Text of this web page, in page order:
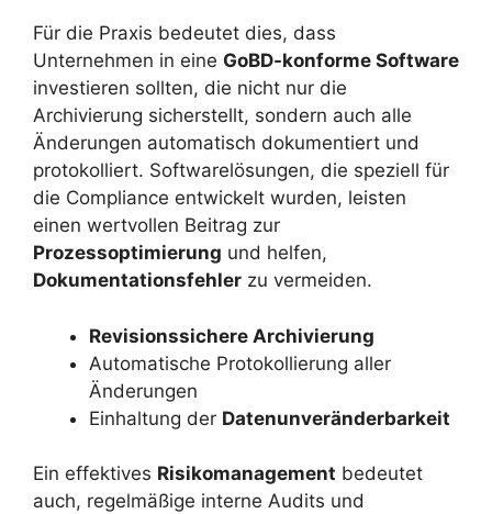
Für die Praxis bedeutet dies, dass
Unternehmen in eine GoBD-konforme Software
investieren sollten, die nicht nur die
Archivierung sicherstellt, sondern auch alle
Änderungen automatisch dokumentiert und
protokolliert. Softwarelösungen, die speziell für
die Compliance entwickelt wurden, leisten
einen wertvollen Beitrag zur
Prozessoptimierung und helfen,
Dokumentationsfehler zu vermeiden.
Revisionssichere Archivierung
Automatische Protokollierung aller
Änderungen
Einhaltung der Datenunveränderbarkeit
Ein effektives Risikomanagement bedeutet
auch, regelmäßige interne Audits und